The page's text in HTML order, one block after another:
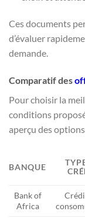
Ces documents
d’évaluer
demande.
Comparatif des
Pour choisir la
conditions
aperçu des
BANQUE
Bank of
Africa